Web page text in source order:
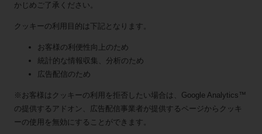
かじめご了承ください。
クッキーの利用目的は下記となります。
お客様の利便性向上のため
統計的な情報収集、分析のため
広告配信のため
※お客様はクッキーの利用を拒否したい場合は、Google Analytics™
の提供するアドオン、広告配信事業者が提供するページからクッキ
ーの使用を無効にすることができます。